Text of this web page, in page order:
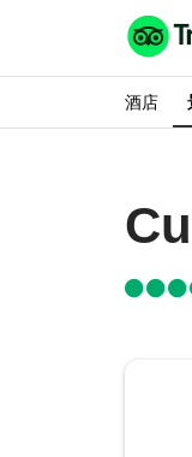
猫途鹰
点评
酒店